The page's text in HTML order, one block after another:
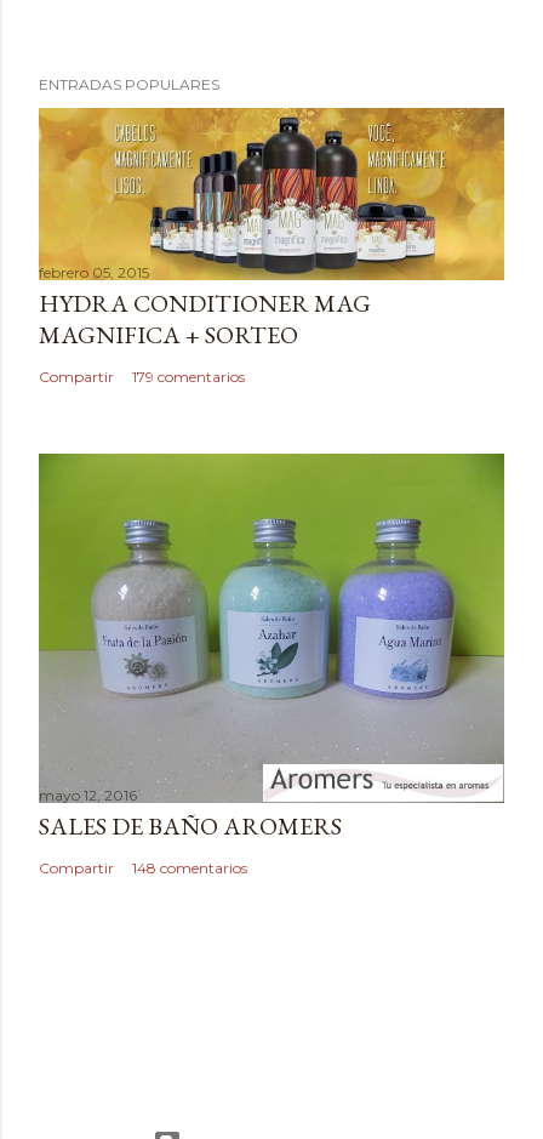
ENTRADAS POPULARES
febrero 05, 2015
HYDRA CONDITIONER MAG
MAGNIFICA + SORTEO
Compartir 179 comentarios
mayo 12, 2016
SALES DE BAÑO AROMERS
Compartir 148 comentarios